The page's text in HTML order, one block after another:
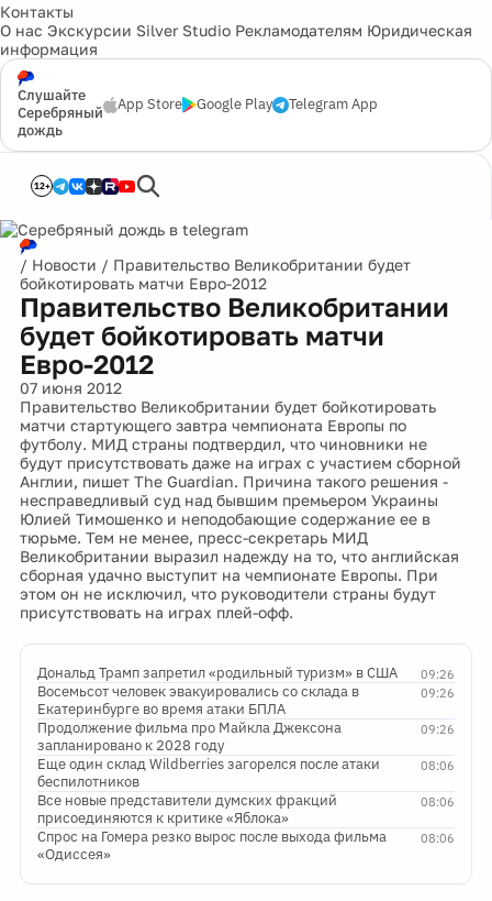
Контакты
О нас Экскурсии Silver Studio Рекламодателям Юридическая
информация
Слушайте
Серебряный
дождь
App Store Google Play Telegram App
12+
/ Новости / Правительство Великобритании будет
бойкотировать матчи Евро-2012
Правительство Великобритании
будет бойкотировать матчи
Евро-2012
07 июня 2012
Правительство Великобритании будет бойкотировать
матчи стартующего завтра чемпионата Европы по
футболу. МИД страны подтвердил, что чиновники не
будут присутствовать даже на играх с участием сборной
Англии, пишет The Guardian. Причина такого решения -
несправедливый суд над бывшим премьером Украины
Юлией Тимошенко и неподобающие содержание ее в
тюрьме. Тем не менее, пресс-секретарь МИД
Великобритании выразил надежду на то, что английская
сборная удачно выступит на чемпионате Европы. При
этом он не исключил, что руководители страны будут
присутствовать на играх плей-офф.
09:26
Дональд Трамп запретил «родильный туризм» в США
09:26
Восемьсот человек эвакуировались со склада в
Екатеринбурге во время атаки БПЛА
09:26
Продолжение фильма про Майкла Джексона
запланировано к 2028 году
08:06
Еще один склад Wildberries загорелся после атаки
беспилотников
08:06
Все новые представители думских фракций
присоединяются к критике «Яблока»
08:06
Спрос на Гомера резко вырос после выхода фильма
«Одиссея»